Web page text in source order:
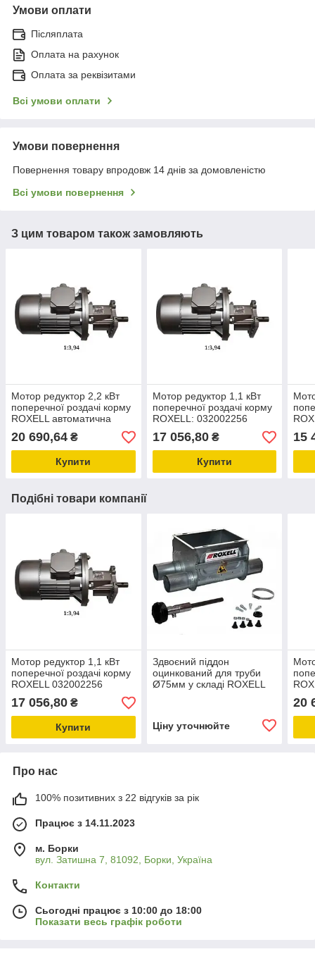
Умови оплати
Післяплата
Оплата на рахунок
Оплата за реквізитами
Всі умови оплати
Умови повернення
Повернення товару впродовж 14 днів за домовленістю
Всі умови повернення
З цим товаром також замовляють
Мотор редуктор 2,2 кВт
поперечної роздачі корму
ROXELL автоматична
система годування птиці
20 690,64 ₴
Купити
Мотор редуктор 1,1 кВт
поперечної роздачі корму
ROXELL: 032002256
обладнання та запчастини
для тваринництва
17 056,80₴
Купити
для
15
Подібні товари компанії
Мотор редуктор 1,1 кВт
поперечної роздачі корму
ROXELL 032002256
обладнання та запчастини
для свинарства
17 056,80 ₴
Купити
Здвоєний піддон
оцинкований для труби
Ø75мм у складі ROXELL
Ціну уточнюйте
20
Про нас
100% позитивних з 22 відгуків за рік
Працює з 14.11.2023
м. Борки
вул. Затишна 7, 81092, Борки, Україна
Контакти
Сьогодні працює з 10:00 до 18:00
Показати весь графік роботи